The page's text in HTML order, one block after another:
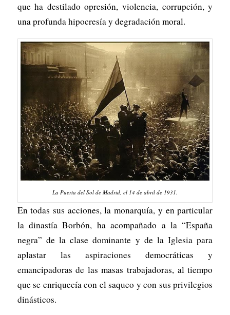
que ha destilado opresión, violencia, corrupción, y
una profunda hipocresía y degradación moral.
La Puerta del Sol de Madrid, el 14 de abril de 1931.
En todas sus acciones, la monarquía, y en particular
la dinastía Borbón, ha acompañado a la “España
negra” de la clase dominante y de la Iglesia para
aplastar las aspiraciones democráticas y
emancipadoras de las masas trabajadoras, al tiempo
que se enriquecía con el saqueo y con sus privilegios
dinásticos.